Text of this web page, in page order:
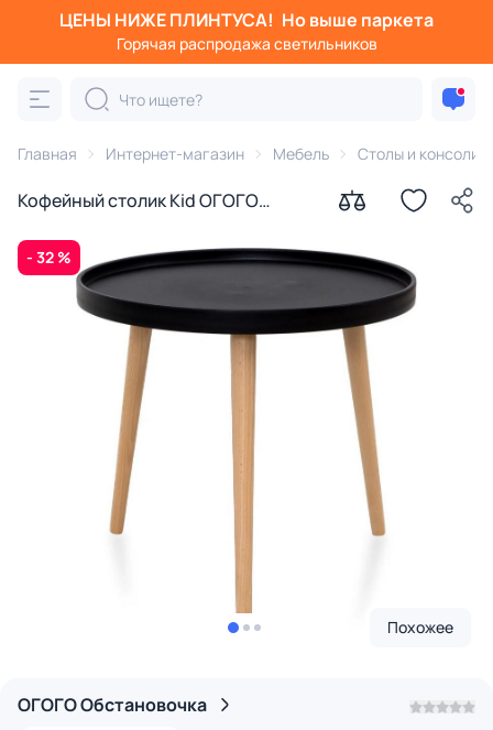
ЦЕНЫ НИЖЕ ПЛИНТУСА! Но выше паркета
Горячая распродажа светильников
Главная Интернет-магазин Мебель Столы и консоли
Кофейный столик Kid ОГОГО
- 32 %
Похожее
ОГОГО Обстановочка